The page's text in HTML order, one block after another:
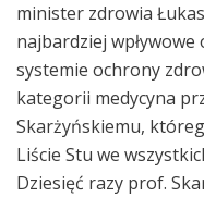
minister zdrowia
najbardziej
systemie ochrony
kategorii medycyna
Skarżyńskiemu,
Liście Stu we
Dziesięć razy prof.